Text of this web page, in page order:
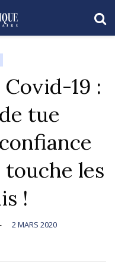
19 :
tue
les
!
2 MARS 2020